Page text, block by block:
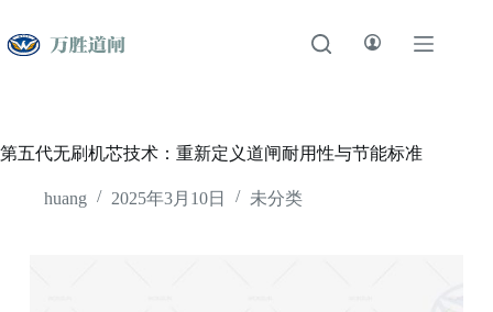
至
内
第五代无刷机芯技术：重新定义道闸耐用性与节能标准
huang 2025年3月10日 未分类